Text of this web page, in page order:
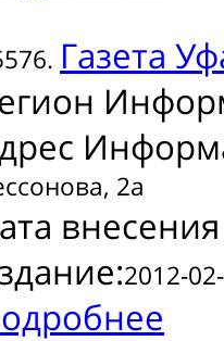
Газета
2а
2012-